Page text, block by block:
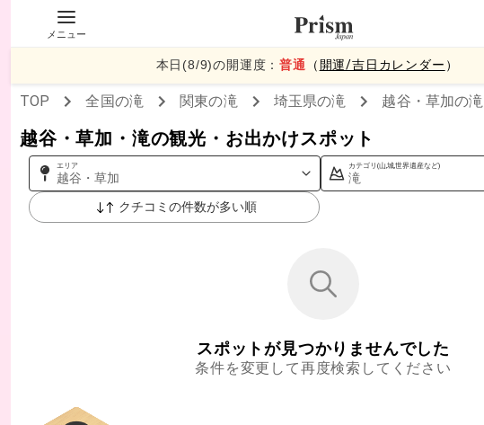
メニュー
本日(8/9)の開運度：普通 （ 開運/吉日カレンダー ）
TOP 全国の滝 関東の滝 埼玉県の滝 越谷・草加の滝
越谷・草加・滝の観光・お出かけスポット
エリア
越谷・草加
カテゴリ(山,城,世界遺産など)
滝
クチコミの件数が多い順
スポットが見つかりませんでした
条件を変更して再度検索してください